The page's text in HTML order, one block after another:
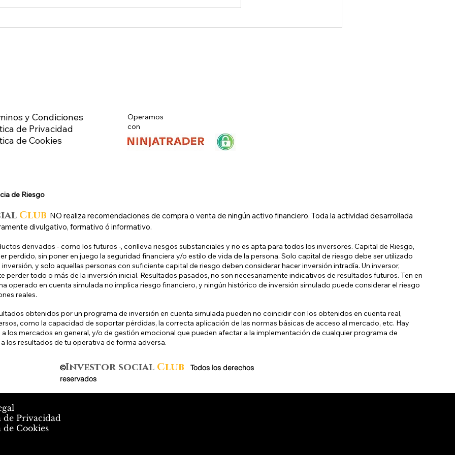
y Condiciones
de Privacidad
de Cookies
Operamos
con
de Riesgo
Club NO realiza recomendaciones de compra o venta de ningún activo financiero. Toda la actividad desarrollada
divulgativo, formativo ó informativo.
derivados - como los futuros -, conlleva riesgos substanciales y no es apta para todos los inversores. Capital de Riesgo,
perdido, sin poner en juego la seguridad financiera y/o estilo de vida de la persona. Solo capital de riesgo debe ser utilizado
y solo aquellas personas con suficiente capital de riesgo deben considerar hacer inversión intradía. Un inversor,
perder todo o más de la inversión inicial. Resultados pasados, no son necesariamente indicativos de resultados futuros. Ten en
operado en cuenta simulada no implica riesgo financiero, y ningún histórico de inversión simulado puede considerar el riesgo
reales.
obtenidos por un programa de inversión en cuenta simulada pueden no coincidir con los obtenidos en cuenta real,
como la capacidad de soportar pérdidas, la correcta aplicación de las normas básicas de acceso al mercado, etc. Hay
los mercados en general, y/o de gestión emocional que pueden afectar a la implementación de cualquier programa de
los resultados de tu operativa de forma adversa.
©Investor social Club
Todos los derechos
reservados
de Privacidad
de Cookies